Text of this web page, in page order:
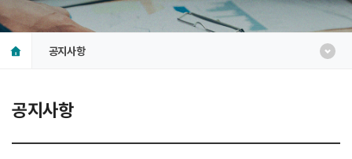
공지사항
공지사항